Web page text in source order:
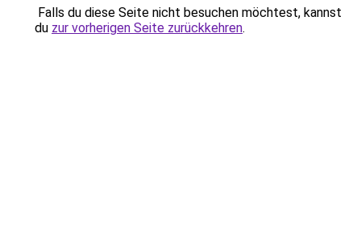
Falls du diese Seite nicht besuchen möchtest, kannst
du zur vorherigen Seite zurückkehren.